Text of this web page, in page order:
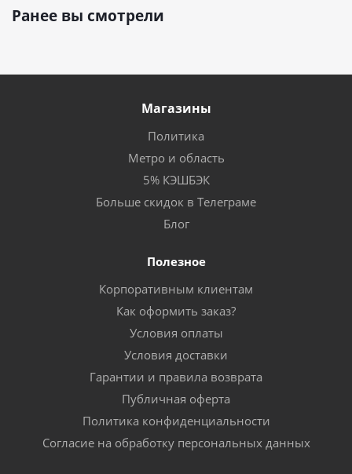
Ранее вы смотрели
Магазины
Политика
Метро и область
5% КЭШБЭК
Больше скидок в Телеграме
Блог
Полезное
Корпоративным клиентам
Как оформить заказ?
Условия оплаты
Условия доставки
Гарантии и правила возврата
Публичная оферта
Политика конфиденциальности
Согласие на обработку персональных данных